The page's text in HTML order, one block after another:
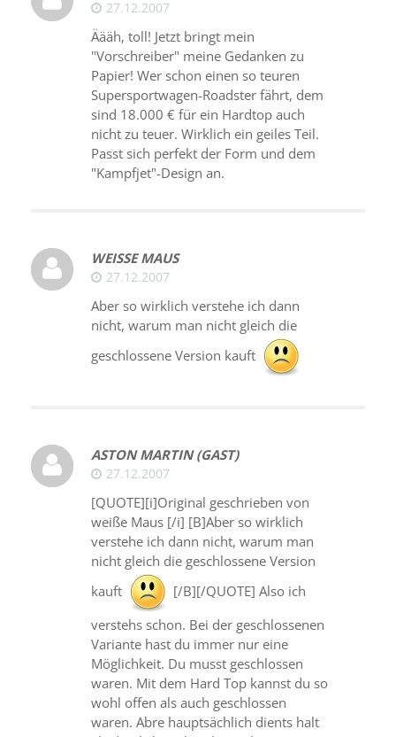
27.12.2007
Äääh, toll! Jetzt bringt mein
"Vorschreiber" meine Gedanken zu
Papier! Wer schon einen so teuren
Supersportwagen-Roadster fährt, dem
sind 18.000 € für ein Hardtop auch
nicht zu teuer. Wirklich ein geiles Teil.
Passt sich perfekt der Form und dem
"Kampfjet"-Design an.
WEISSE MAUS
27.12.2007
Aber so wirklich verstehe ich dann
nicht, warum man nicht gleich die
geschlossene Version kauft
ASTON MARTIN (GAST)
27.12.2007
[QUOTE][i]Original geschrieben von
weiße Maus [/i] [B]Aber so wirklich
verstehe ich dann nicht, warum man
nicht gleich die geschlossene Version
kauft
[/B][/QUOTE] Also ich
verstehs schon. Bei der geschlossenen
Variante hast du immer nur eine
Möglichkeit. Du musst geschlossen
waren. Mit dem Hard Top kannst du so
wohl offen als auch geschlossen
waren. Abre hauptsächlich dients halt